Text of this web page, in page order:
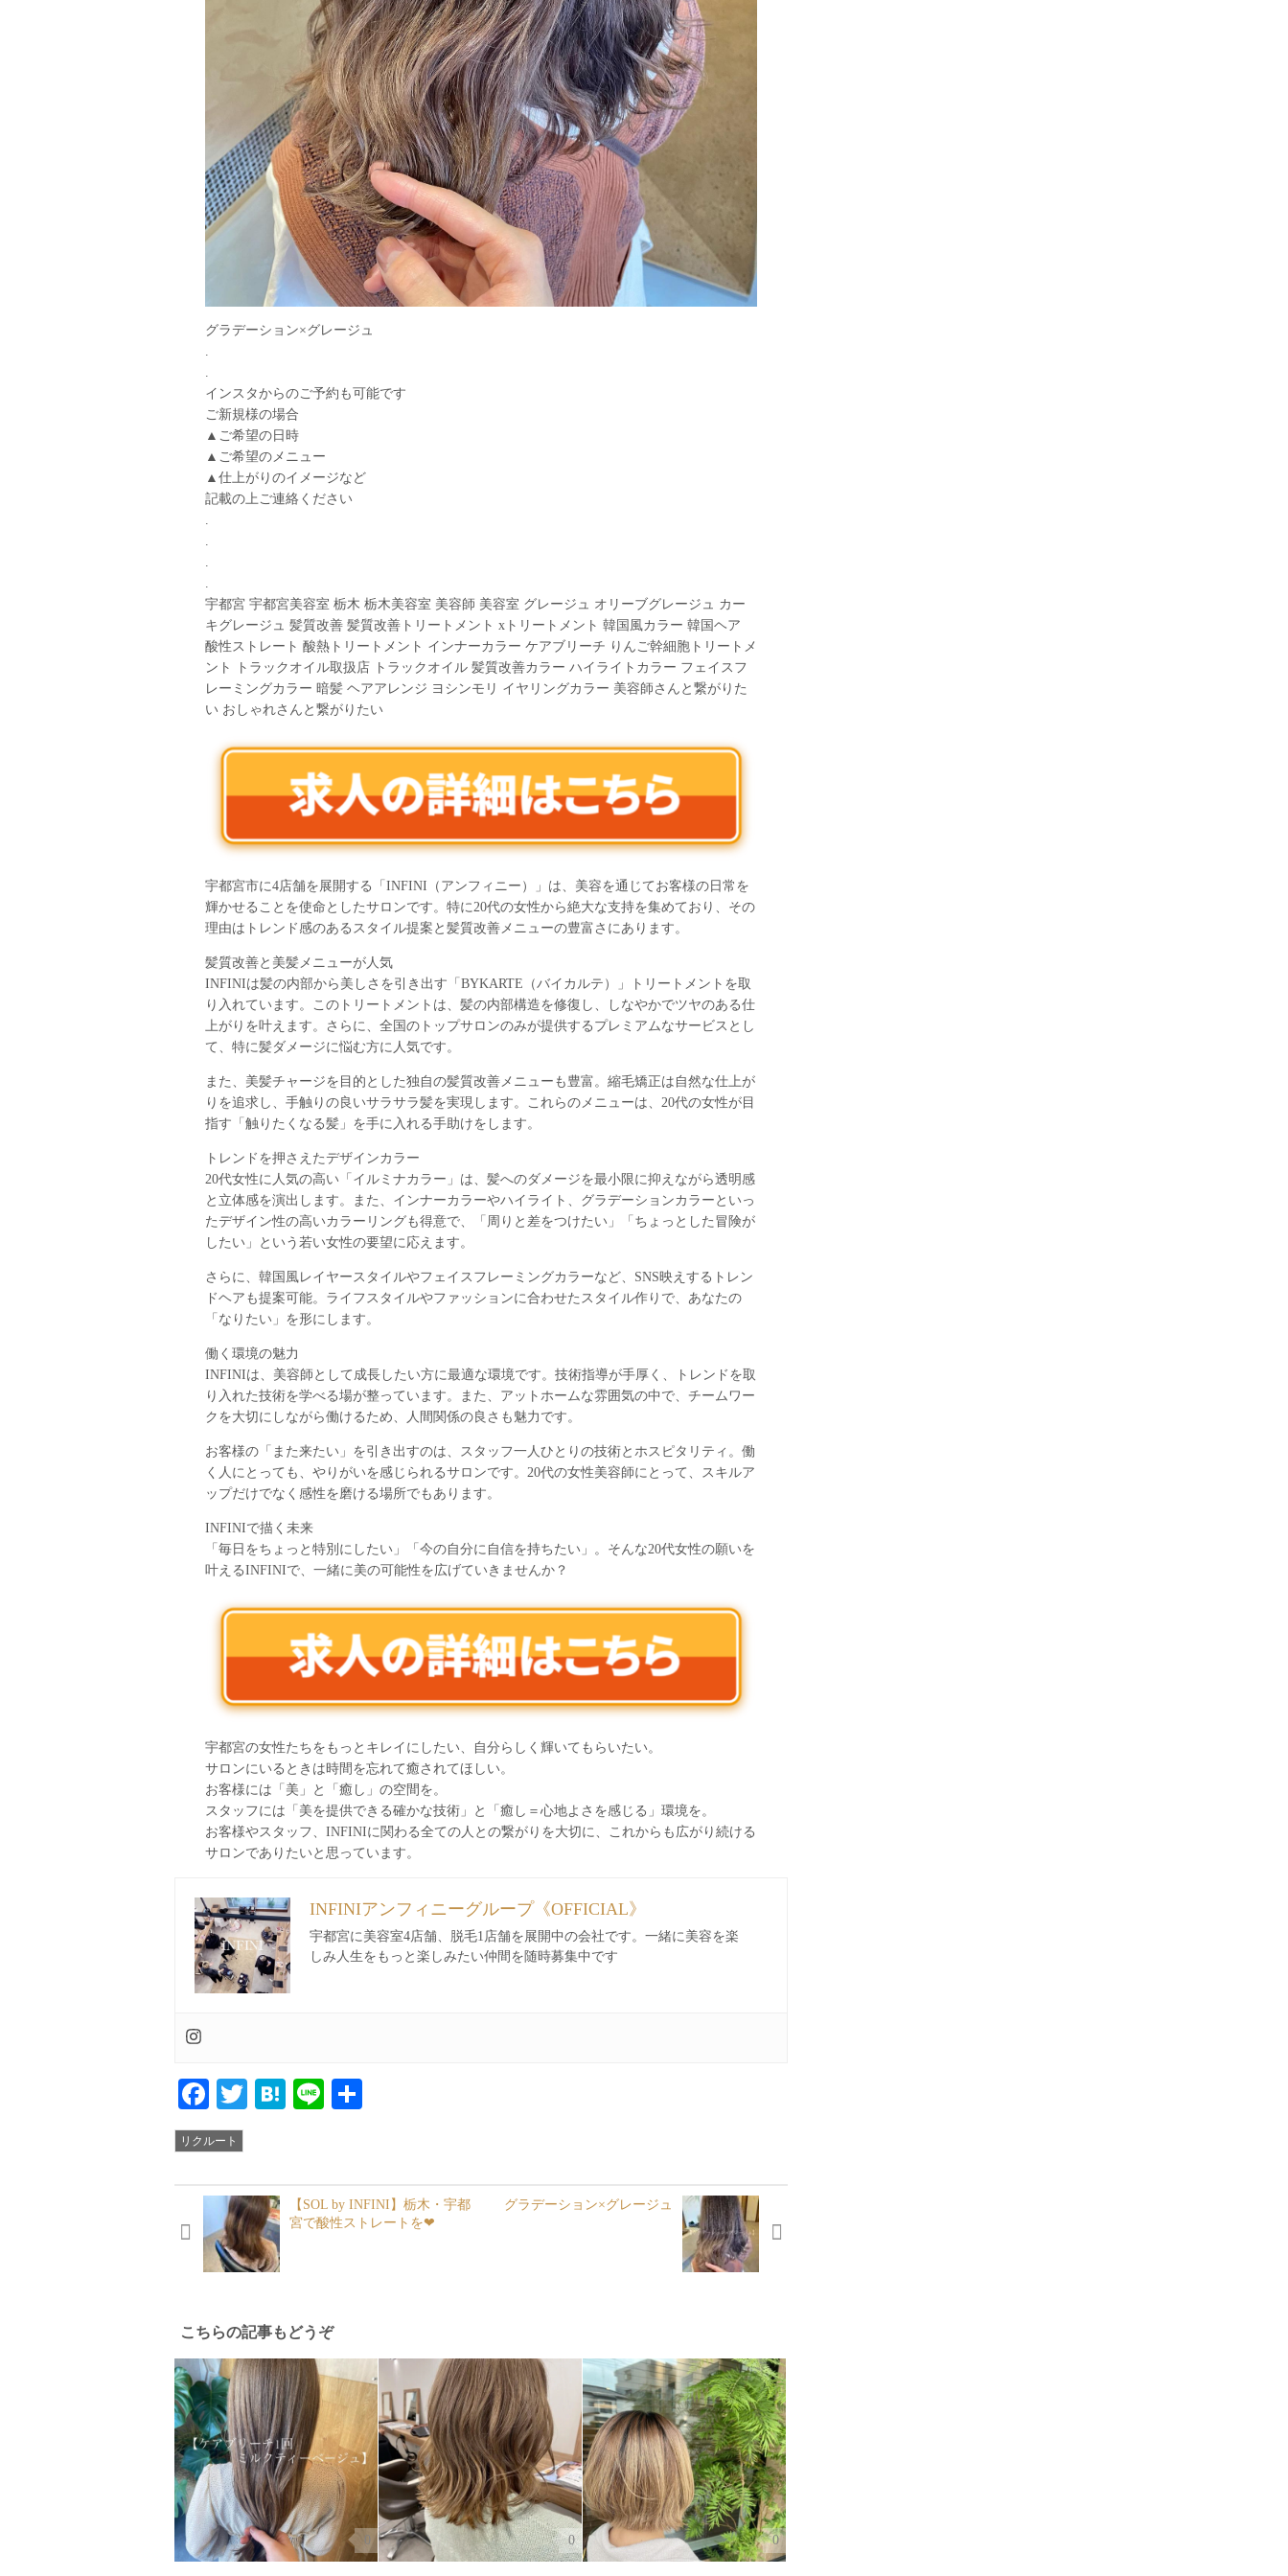
グラデーション×グレージュ
.
.
インスタからのご予約も可能です︎
ご新規様の場合
▲ご希望の日時
▲ご希望のメニュー
▲仕上がりのイメージなど
記載の上ご連絡ください
.
.
.
.
宇都宮 宇都宮美容室 栃木 栃木美容室 美容師 美容室 グレージュ オリーブグレージュ カー
キグレージュ 髪質改善 髪質改善トリートメント xトリートメント 韓国風カラー 韓国ヘア
酸性ストレート 酸熱トリートメント インナーカラー ケアブリーチ りんご幹細胞トリートメ
ント トラックオイル取扱店 トラックオイル 髪質改善カラー ハイライトカラー フェイスフ
レーミングカラー 暗髪 ヘアアレンジ ヨシンモリ イヤリングカラー 美容師さんと繋がりた
い おしゃれさんと繋がりたい
宇都宮市に4店舗を展開する「INFINI（アンフィニー）」は、美容を通じてお客様の日常を
輝かせることを使命としたサロンです。特に20代の女性から絶大な支持を集めており、その
理由はトレンド感のあるスタイル提案と髪質改善メニューの豊富さにあります。
髪質改善と美髪メニューが人気
INFINIは髪の内部から美しさを引き出す「BYKARTE（バイカルテ）」トリートメントを取
り入れています。このトリートメントは、髪の内部構造を修復し、しなやかでツヤのある仕
上がりを叶えます。さらに、全国のトップサロンのみが提供するプレミアムなサービスとし
て、特に髪ダメージに悩む方に人気です。
また、美髪チャージを目的とした独自の髪質改善メニューも豊富。縮毛矯正は自然な仕上が
りを追求し、手触りの良いサラサラ髪を実現します。これらのメニューは、20代の女性が目
指す「触りたくなる髪」を手に入れる手助けをします。
トレンドを押さえたデザインカラー
20代女性に人気の高い「イルミナカラー」は、髪へのダメージを最小限に抑えながら透明感
と立体感を演出します。また、インナーカラーやハイライト、グラデーションカラーといっ
たデザイン性の高いカラーリングも得意で、「周りと差をつけたい」「ちょっとした冒険が
したい」という若い女性の要望に応えます。
さらに、韓国風レイヤースタイルやフェイスフレーミングカラーなど、SNS映えするトレン
ドヘアも提案可能。ライフスタイルやファッションに合わせたスタイル作りで、あなたの
「なりたい」を形にします。
働く環境の魅力
INFINIは、美容師として成長したい方に最適な環境です。技術指導が手厚く、トレンドを取
り入れた技術を学べる場が整っています。また、アットホームな雰囲気の中で、チームワー
クを大切にしながら働けるため、人間関係の良さも魅力です。
お客様の「また来たい」を引き出すのは、スタッフ一人ひとりの技術とホスピタリティ。働
く人にとっても、やりがいを感じられるサロンです。20代の女性美容師にとって、スキルア
ップだけでなく感性を磨ける場所でもあります。
INFINIで描く未来
「毎日をちょっと特別にしたい」「今の自分に自信を持ちたい」。そんな20代女性の願いを
叶えるINFINIで、一緒に美の可能性を広げていきませんか？
宇都宮の女性たちをもっとキレイにしたい、自分らしく輝いてもらいたい。
サロンにいるときは時間を忘れて癒されてほしい。
お客様には「美」と「癒し」の空間を。
スタッフには「美を提供できる確かな技術」と「癒し＝心地よさを感じる」環境を。
お客様やスタッフ、INFINIに関わる全ての人との繋がりを大切に、これからも広がり続ける
サロンでありたいと思っています。
INFINIアンフィニーグループ《OFFICIAL》
宇都宮に美容室4店舗、脱毛1店舗を展開中の会社です。一緒に美容を楽
しみ人生をもっと楽しみたい仲間を随時募集中です
Facebook
TwitterHatena
Line
リクルート
【SOL by INFINI】栃木・宇都
宮で酸性ストレートを❤︎
グラデーション×グレージュ
こちらの記事もどうぞ
0 0 0